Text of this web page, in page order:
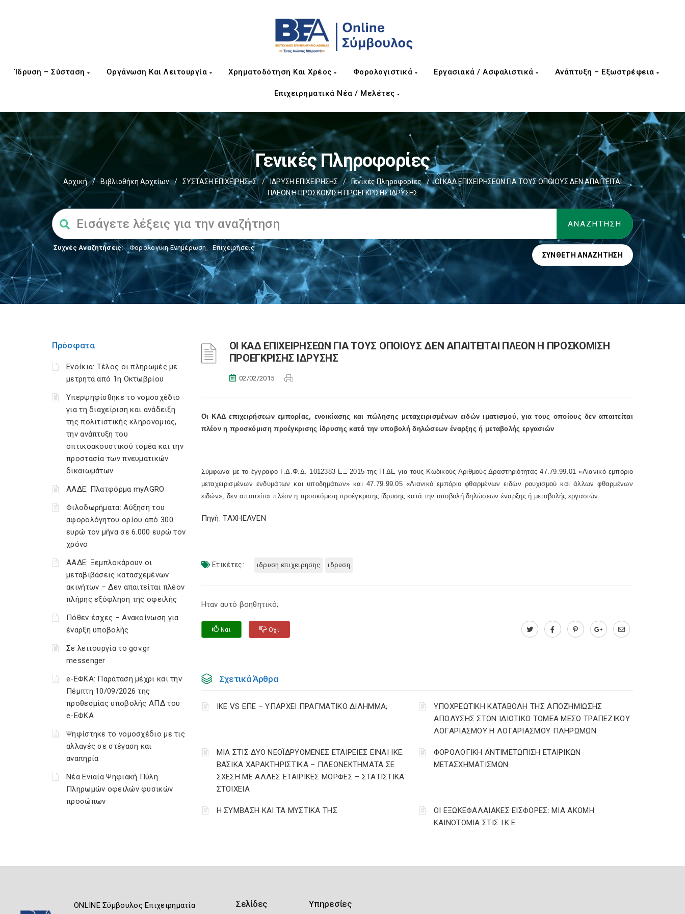
Ίδρυση – Σύσταση Οργάνωση Και Λειτουργία Χρηματοδότηση Και Χρέος Φορολογιστικά Εργασιακά / Ασφαλιστικά Ανάπτυξη – Εξωστρέφεια
Επιχειρηματικά Νέα / Μελέτες
Γενικές Πληροφορίες
Αρχική / Βιβλιοθήκη Αρχείων / ΣΥΣΤΑΣΗ ΕΠΙΧΕΙΡΗΣΗΣ / ΙΔΡΥΣΗ ΕΠΙΧΕΙΡΗΣΗΣ / Γενικές Πληροφορίες /
ΟΙ ΚΑΔ ΕΠΙΧΕΙΡΗΣΕΩΝ ΓΙΑ ΤΟΥΣ ΟΠΟΙΟΥΣ ΔΕΝ ΑΠΑΙΤΕΙΤΑΙ
ΠΛΕΟΝ Η ΠΡΟΣΚΟΜΙΣΗ ΠΡΟΕΓΚΡΙΣΗΣ ΙΔΡΥΣΗΣ
Συχνές Αναζητήσεις: Φορολογικη Ενημέρωση, Επιχειρήσεις
ΣΎΝΘΕΤΗ ΑΝΑΖΉΤΗΣΗ
Πρόσφατα
Ενοίκια: Τέλος οι πληρωμές με
μετρητά από 1η Οκτωβρίου
Υπερψηφίσθηκε το νομοσχέδιο
για τη διαχείριση και ανάδειξη
της πολιτιστικής κληρονομιάς,
την ανάπτυξη του
οπτικοακουστικού τομέα και την
προστασία των πνευματικών
δικαιωμάτων
ΑΑΔΕ: Πλατφόρμα myAGRO
Φιλοδωρήματα: Αύξηση του
αφορολόγητου ορίου από 300
ευρώ τον μήνα σε 6.000 ευρώ τον
χρόνο
ΑΑΔΕ: Ξεμπλοκάρουν οι
μεταβιβάσεις κατασχεμένων
ακινήτων – Δεν απαιτείται πλέον
πλήρης εξόφληση της οφειλής
Πόθεν έσχες – Ανακοίνωση για
έναρξη υποβολής
Σε λειτουργία το gov.gr
messenger
e-ΕΦΚΑ: Παράταση μέχρι και την
Πέμπτη 10/09/2026 της
προθεσμίας υποβολής ΑΠΔ του
e-ΕΦΚΑ
Ψηφίστηκε το νομοσχέδιο με τις
αλλαγές σε στέγαση και
αναπηρία
Νέα Ενιαία Ψηφιακή Πύλη
Πληρωμών οφειλών φυσικών
προσώπων
ΟΙ ΚΑΔ ΕΠΙΧΕΙΡΗΣΕΩΝ ΓΙΑ ΤΟΥΣ ΟΠΟΙΟΥΣ ΔΕΝ ΑΠΑΙΤΕΙΤΑΙ ΠΛΕΟΝ Η ΠΡΟΣΚΟΜΙΣΗ
ΠΡΟΕΓΚΡΙΣΗΣ ΙΔΡΥΣΗΣ
02/02/2015
Οι ΚΑΔ επιχειρήσεων εμπορίας, ενοικίασης και πώλησης μεταχειρισμένων ειδών ιματισμού, για τους οποίους δεν απαιτείται
πλέον η προσκόμιση προέγκρισης ίδρυσης κατά την υποβολή δηλώσεων έναρξης ή μεταβολής εργασιών
Σύμφωνα με το έγγραφο Γ.Δ.Φ.Δ. 1012383 ΕΞ 2015 της ΓΓΔΕ για τους Κωδικούς Αριθμούς Δραστηριότητας 47.79.99.01 «Λιανικό εμπόριο
μεταχειρισμένων ενδυμάτων και υποδημάτων» και 47.79.99.05 «Λιανικό εμπόριο φθαρμένων ειδών ρουχισμού και άλλων φθαρμένων
ειδών», δεν απαιτείται πλέον η προσκόμιση προέγκρισης ίδρυσης κατά την υποβολή δηλώσεων έναρξης ή μεταβολής εργασιών.
Πηγή: TAXHEAVEN
Ετικέτες: ιδρυση επιχειρησης ιδρυση
Ηταν αυτό βοηθητικό;
Ναι Οχι
Σχετικά Άρθρα
ΙΚΕ VS ΕΠΕ – ΥΠΑΡΧΕΙ ΠΡΑΓΜΑΤΙΚΟ ΔΙΛΗΜΜΑ;
YΠΟΧΡΕΩΤΙΚΗ ΚΑΤΑΒΟΛΗ ΤΗΣ ΑΠΟΖΗΜΙΩΣΗΣ
ΑΠΟΛΥΣΗΣ ΣΤΟΝ ΙΔΙΩΤΙΚΟ ΤΟΜΕΑ ΜΕΣΩ ΤΡΑΠΕΖΙΚΟΥ
ΛΟΓΑΡΙΑΣΜΟΥ Η ΛΟΓΑΡΙΑΣΜΟΥ ΠΛΗΡΩΜΩΝ
ΜΙΑ ΣΤΙΣ ΔΥΟ ΝΕΟΪΔΡΥΟΜΕΝΕΣ ΕΤΑΙΡΕΙΕΣ ΕΙΝΑΙ ΙΚΕ.
ΒΑΣΙΚΑ ΧΑΡΑΚΤΗΡΙΣΤΙΚΑ – ΠΛΕΟΝΕΚΤΗΜΑΤΑ ΣΕ
ΣΧΕΣΗ ΜΕ ΑΛΛΕΣ ΕΤΑΙΡΙΚΕΣ ΜΟΡΦΕΣ – ΣΤΑΤΙΣΤΙΚΑ
ΣΤΟΙΧΕΙΑ
ΦΟΡΟΛΟΓΙΚΗ ΑΝΤΙΜΕΤΩΠΙΣΗ ΕΤΑΙΡΙΚΩΝ
ΜΕΤΑΣΧΗΜΑΤΙΣΜΩΝ
Η ΣΥΜΒΑΣΗ ΚΑΙ ΤΑ ΜΥΣΤΙΚΑ ΤΗΣ
ΟΙ ΕΞΩΚΕΦΑΛΑΙΑΚΕΣ ΕΙΣΦΟΡΕΣ: ΜΙΑ ΑΚΟΜΗ
ΚΑΙΝΟΤΟΜΙΑ ΣΤΙΣ Ι.Κ.Ε.
ONLINE Σύμβουλος Επιχειρηματία
Σελίδες Υπηρεσίες